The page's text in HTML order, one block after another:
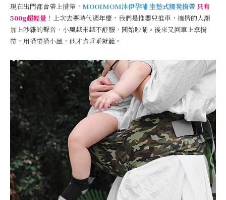
現在出門都會帶上揹帶， MOOIMOM沐伊孕哺 坐墊式腰凳揹帶 只有
500g超輕量 ！上次去夢時代週年慶，我們是推嬰兒推車，擁擠的人潮
加上吵雜的聲音，小風越來越不舒服，開始吵鬧。後來又回車上拿揹
帶，用揹帶揹小風，他才肯乖乖就範。